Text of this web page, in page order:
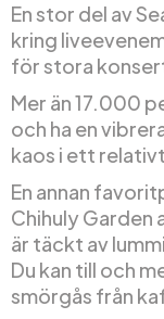
En stor del av
kring
för stora
Mer än 17.000
och ha en
kaos i ett
En annan
Chihuly Garden
är täckt av
Du kan till och
smörgås från